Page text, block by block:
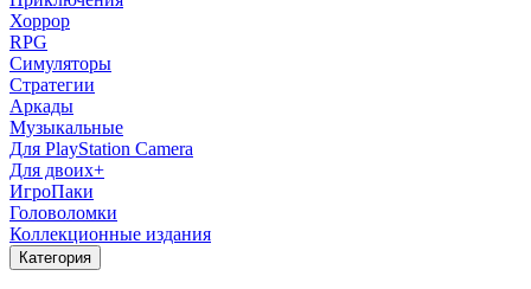
Хоррор
RPG
Симуляторы
Стратегии
Аркады
Музыкальные
Для PlayStation Camera
Для двоих+
ИгроПаки
Головоломки
Коллекционные издания
Категория